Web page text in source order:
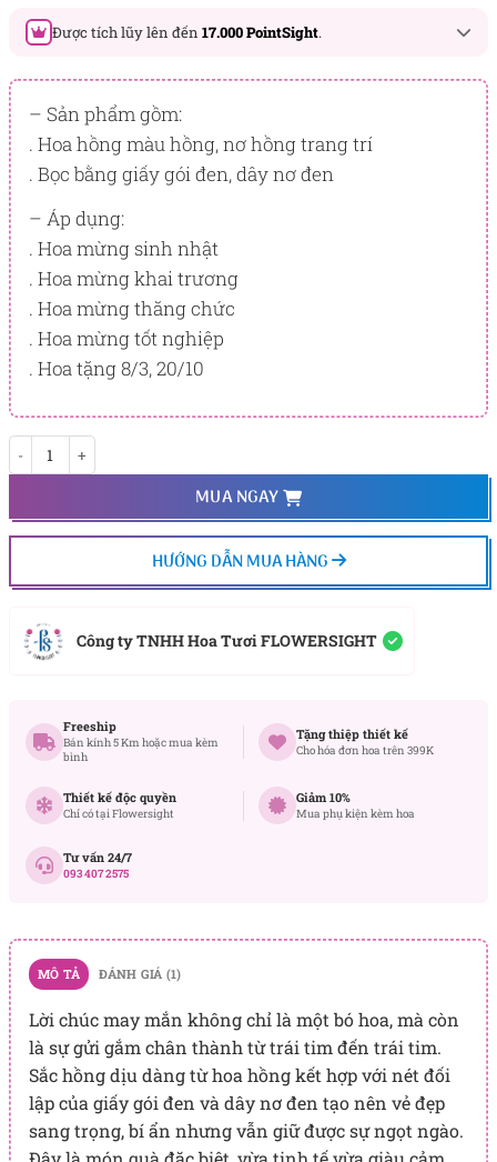
Được tích lũy lên đến 17.000 PointSight.
Đây là số PointSight ước tính bạn sẽ được tích lũy khi mua
sản phẩm hôm nay, tương ứng với quyền lợi hạng
BẠCH KIM
PointSight có giá trị dùng để trừ trực tiếp vào đơn hàng hoặc
Đăng nhập
hoặc
chính xác nhất dành cho bạn.
– Sản phẩm gồm:
. Hoa hồng màu hồng, nơ hồng trang trí
. Bọc bằng giấy gói đen, dây nơ đen
– Áp dụng:
. Hoa mừng sinh nhật
. Hoa mừng khai trương
. Hoa mừng thăng chức
. Hoa mừng tốt nghiệp
. Hoa tặng 8/3, 20/10
MUA NGAY
HƯỚNG DẪN MUA HÀNG
Công ty TNHH Hoa Tươi FLOWERSIGHT
Freeship
Bán kính 5 Km hoặc mua kèm
bình
Tặng thiệp thiết kế
Cho hóa đơn hoa trên 399K
Thiết kế độc quyền
Chỉ có tại Flowersight
Giảm 10%
Mua phụ kiện kèm hoa
Tư vấn 24/7
093 407 2575
MÔ TẢ ĐÁNH GIÁ (1)
Lời chúc may mắn không chỉ là một bó hoa, mà còn
là sự gửi gắm chân thành từ trái tim đến trái tim.
Sắc hồng dịu dàng từ hoa hồng kết hợp với nét đối
lập của giấy gói đen và dây nơ đen tạo nên vẻ đẹp
sang trọng, bí ẩn nhưng vẫn giữ được sự ngọt ngào.